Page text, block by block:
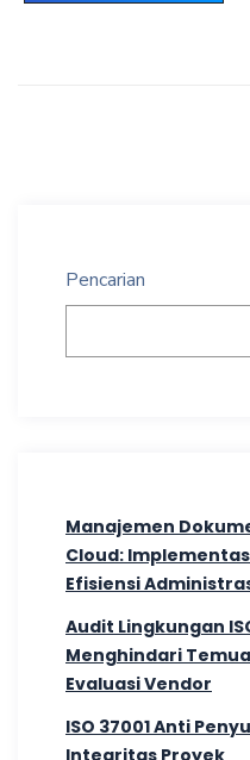
Pencarian
Manajemen
Cloud:
Efisiensi
Audit Lingkungan
Menghindari
Evaluasi Vendor
ISO 37001 Anti
Integritas Proyek